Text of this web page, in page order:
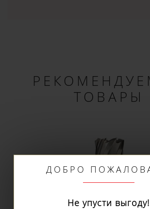
ДОБРО
Не упусти выгоду!
ТОВАРЫ